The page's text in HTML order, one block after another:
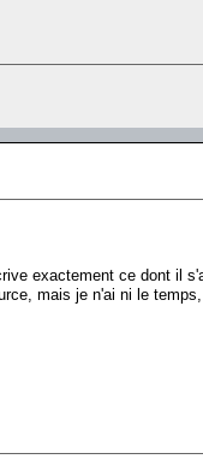
exactement ce dont il
mais je n'ai ni le